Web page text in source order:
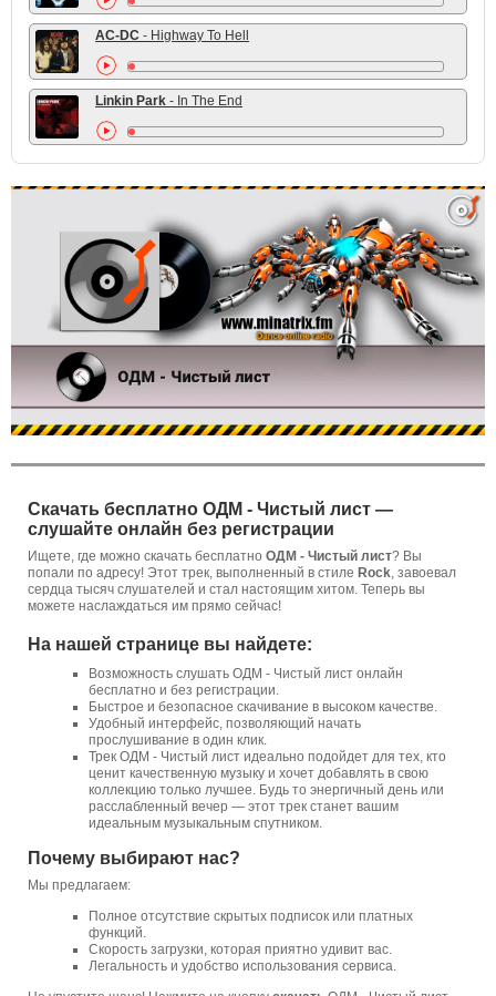
AC-DC - Highway To Hell
Linkin Park - In The End
Скачать бесплатно ОДМ - Чистый лист —
слушайте онлайн без регистрации
Ищете, где можно скачать бесплатно ОДМ - Чистый лист? Вы
попали по адресу! Этот трек, выполненный в стиле Rock , завоевал
сердца тысяч слушателей и стал настоящим хитом. Теперь вы
можете наслаждаться им прямо сейчас!
На нашей странице вы найдете:
Возможность слушать ОДМ - Чистый лист онлайн
бесплатно и без регистрации.
Быстрое и безопасное скачивание в высоком качестве.
Удобный интерфейс, позволяющий начать
прослушивание в один клик.
Трек ОДМ - Чистый лист идеально подойдет для тех, кто
ценит качественную музыку и хочет добавлять в свою
коллекцию только лучшее. Будь то энергичный день или
расслабленный вечер — этот трек станет вашим
идеальным музыкальным спутником.
Почему выбирают нас?
Мы предлагаем:
Полное отсутствие скрытых подписок или платных
функций.
Скорость загрузки, которая приятно удивит вас.
Легальность и удобство использования сервиса.